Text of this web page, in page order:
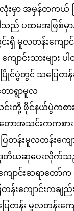
းမှာ အမှန်တကယ် ဖ
ည် ပထမအဖြစ်မှာ
မူလတန်းကျောင်း
ာင်းသားများ ပ
ပြိုင်ပွဲတွင် သပြေတ
ောရွာမူလ
င်းတို့ ဖိုင်နယ်ပွဲကစာ
တောအသင်းကကစာ
ေတန်းမူလတန်းကျ
ဒုတိယဆုပေးလိုက်သ
ကျောင်းဆရာတေ
းကျောင်းကချ
တန်း မူလတန်းကျ